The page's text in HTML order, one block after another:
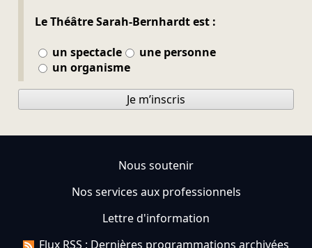
Le Théâtre Sarah-Bernhardt est :
un spectacle
une personne
un organisme
Je m’inscris
Nous soutenir
Nos services aux professionnels
Lettre d'information
Flux RSS : Dernières programmations archivées